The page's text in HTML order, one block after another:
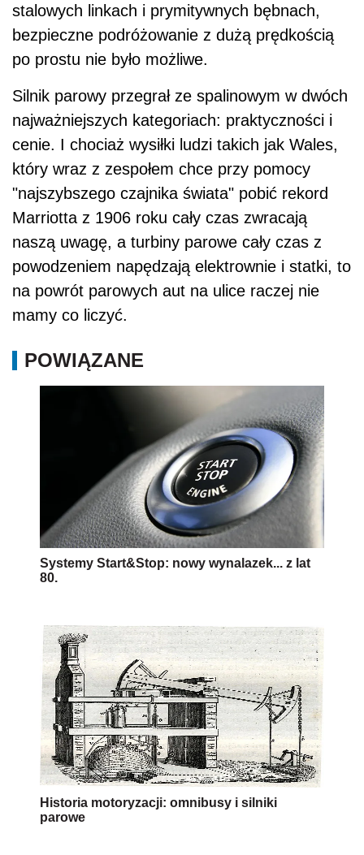
stalowych linkach i prymitywnych bębnach,
bezpieczne podróżowanie z dużą prędkością
po prostu nie było możliwe.
Silnik parowy przegrał ze spalinowym w dwóch
najważniejszych kategoriach: praktyczności i
cenie. I chociaż wysiłki ludzi takich jak Wales,
który wraz z zespołem chce przy pomocy
"najszybszego czajnika świata" pobić rekord
Marriotta z 1906 roku cały czas zwracają
naszą uwagę, a turbiny parowe cały czas z
powodzeniem napędzają elektrownie i statki, to
na powrót parowych aut na ulice raczej nie
mamy co liczyć.
POWIĄZANE
Systemy Start&Stop: nowy wynalazek... z lat
80.
Historia motoryzacji: omnibusy i silniki
parowe